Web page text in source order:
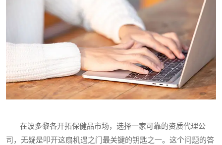
在波多黎各开拓保健品市场，选择一家可靠的资质代理公
司，无疑是叩开这扇机遇之门最关键的钥匙之一。这个问题的答